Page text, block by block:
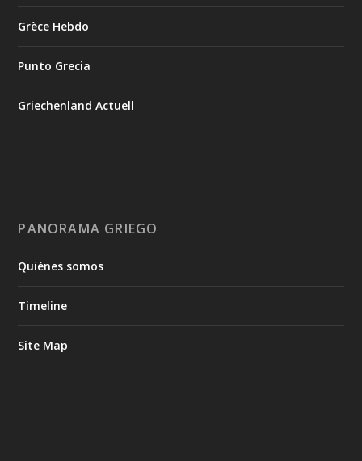
Grèce Hebdo
Punto Grecia
Griechenland Actuell
PANORAMA GRIEGO
Quiénes somos
Timeline
Site Map